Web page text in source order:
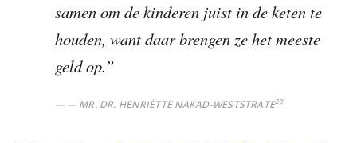
samen om de kinderen juist in de keten te
houden, want daar brengen ze het meeste
geld op.”
MR. DR. HENRIËTTE NAKAD-WESTSTRATE20